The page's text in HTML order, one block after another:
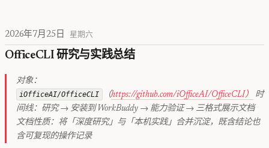
2026年7月25日 星期六
OfficeCLI 研究与实践总结
对象：
iOfficeAI/OfficeCLI （https://github.com/iOfficeAI/OfficeCLI）
时
间线：研究 → 安装到 WorkBuddy → 能力验证 → 三格式展示文档
文档性质：将「深度研究」与「本机实践」合并沉淀，既含结论也
含可复现的操作记录